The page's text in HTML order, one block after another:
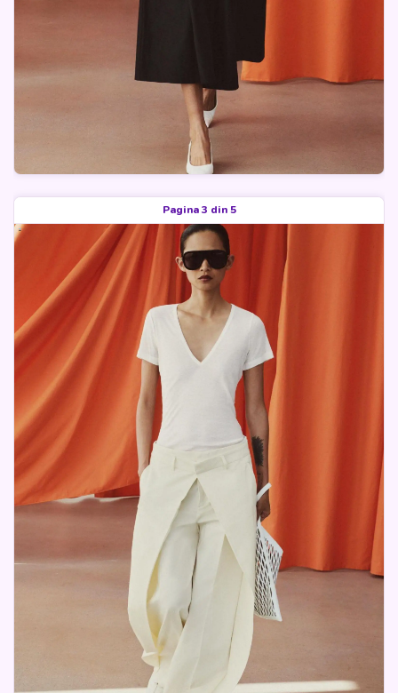
Pagina 3 din 5